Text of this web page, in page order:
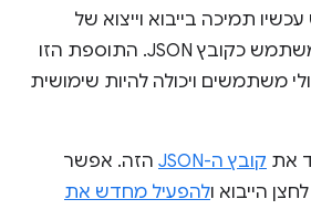
עכשיו תמיכה בייבוא וייצוא של
הקלטות של תהליכי משתמש כקובץ JSON. התוספת הזו
משתמשים ויכולה להיות שימושית
את קובץ ה-JSON
הזה. אפשר
הייבוא ולהפעיל מחדש את